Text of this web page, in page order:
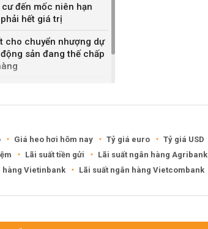
cư đến mốc niên hạn
hết giá trị
cho chuyển nhượng dự
sản đang thế chấp
Giá heo hơi hôm nay Tỷ giá euro Tỷ giá USD
Lãi suất tiền gửi
Lãi suất ngân hàng Agribank
hàng Vietinbank Lãi suất ngân hàng Vietcombank